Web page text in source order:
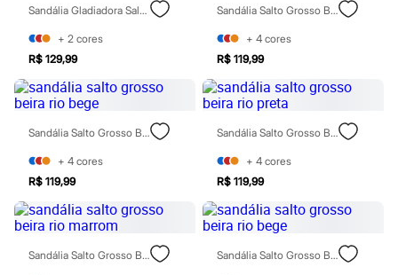
Tops
Moda íntima
Calcinhas
Cintas e Modeladores
Meias
Pijamas
Sutiãs e Tops
Moda praia
Biquínis
Maiôs
Saídas de praia
Personagens
Plus size
Blusas e Camisetas
Casacos e Jaquetas
Sandália Gladiadora Salto Médio Oneself Marrom
+ 2 cores
R$ 129,99
Sandália Salto Grosso Beira Rio Marrom
+ 4 cores
R$ 119,99
Sandália Salto Grosso Beira Rio Bege
+ 4 cores
R$ 119,99
Sandália Salto Grosso Beira Rio Preta
+ 4 cores
R$ 119,99
Sandália Salto Grosso Beira Rio Marrom Sandália Salto Grosso Beira Rio Bege